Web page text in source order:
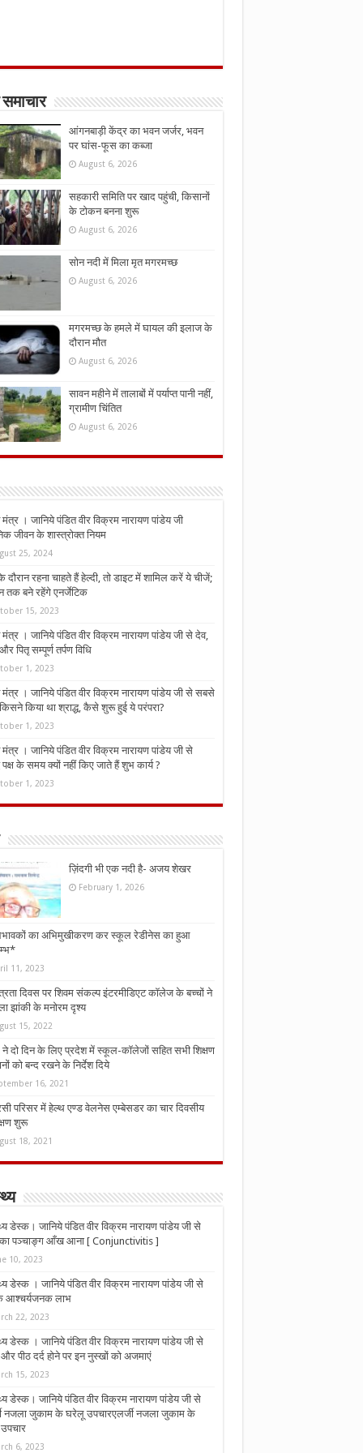
आंगनबाड़ी केंद्र का भवन जर्जर, भवन
पर घांस-फूस का कब्जा
August 6, 2026
सहकारी समिति पर खाद पहुंची, किसानों
के टोकन बनना शुरू
August 6, 2026
सोन नदी में मिला मृत मगरमच्छ
August 6, 2026
मगरमच्छ के हमले में घायल की इलाज के
दौरान मौत
August 6, 2026
सावन महीने में तालाबों में पर्याप्त पानी नहीं,
ग्रामीण चिंतित
August 6, 2026
। जानिये पंडित वीर विक्रम नारायण पांडेय जी
जीवन के शास्त्रोक्त नियम
25, 2024
दौरान रहना चाहते हैं हेल्दी, तो डाइट में शामिल करें ये चीजें;
तक बने रहेंगे एनर्जेटिक
15, 2023
। जानिये पंडित वीर विक्रम नारायण पांडेय जी से देव,
पितृ सम्पूर्ण तर्पण विधि
1, 2023
। जानिये पंडित वीर विक्रम नारायण पांडेय जी से सबसे
किया था श्राद्ध, कैसे शुरू हुई ये परंपरा?
1, 2023
। जानिये पंडित वीर विक्रम नारायण पांडेय जी से
पक्ष के समय क्यों नहीं किए जाते हैं शुभ कार्य ?
1, 2023
ज़िंदगी भी एक नदी है- अजय शेखर
February 1, 2026
का अभिमुखीकरण कर स्कूल रेडीनेस का हुआ
11, 2023
दिवस पर शिवम संकल्प इंटरमीडिएट कॉलेज के बच्चों ने
झांकी के मनोरम दृश्य
15, 2022
ने दो दिन के लिए प्रदेश में स्कूल-कॉलेजों सहित सभी शिक्षण
को बन्द रखने के निर्देश दिये
16, 2021
परिसर में हेल्थ एण्ड वेलनेस एम्बेसडर का चार दिवसीय
शुरू
18, 2021
डेस्क। जानिये पंडित वीर विक्रम नारायण पांडेय जी से
पञ्चाङ्ग आँख आना [ Conjunctivitis ]
10, 2023
डेस्क । जानिये पंडित वीर विक्रम नारायण पांडेय जी से
आश्चर्यजनक लाभ
22, 2023
डेस्क । जानिये पंडित वीर विक्रम नारायण पांडेय जी से
पीठ दर्द होने पर इन नुस्‍खों को अजमाएं
15, 2023
डेस्क। जानिये पंडित वीर विक्रम नारायण पांडेय जी से
नजला जुकाम के घरेलू उपचारएलर्जी नजला जुकाम के
6, 2023